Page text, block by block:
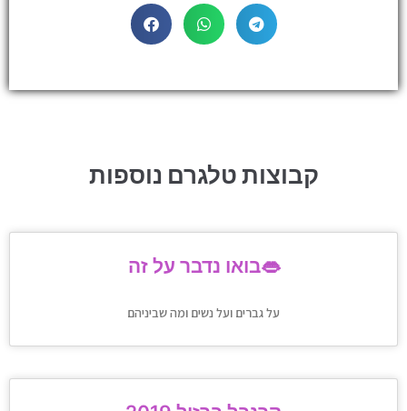
קבוצות טלגרם נוספות
בואו נדבר על זה👄
על גברים ועל נשים ומה שביניהם